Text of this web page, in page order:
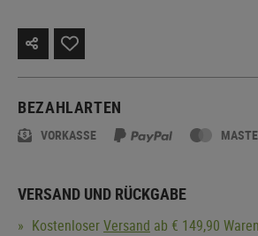
BEZAHLARTEN
VORKASSE
VERSAND UND RÜCKGABE
KostenloserVersand ab € 149,90